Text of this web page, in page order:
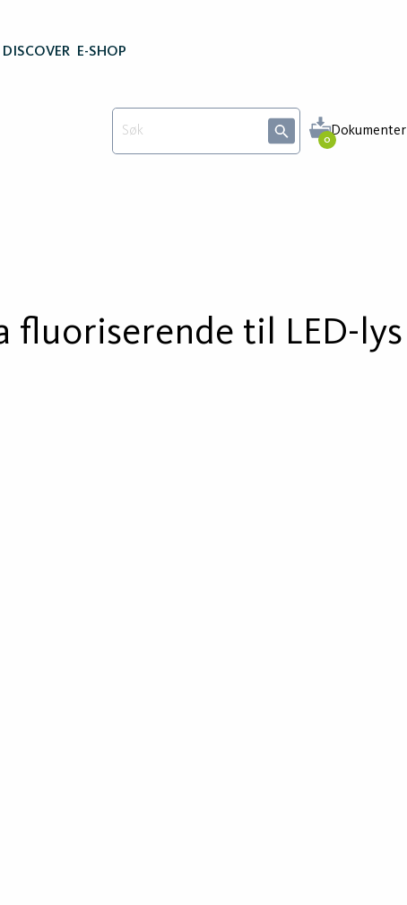
DISCOVER E-SHOP
0
Dokumenter
fluoriserende til LED-lys